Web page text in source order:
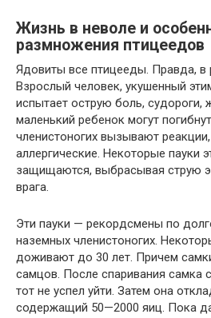
Жизнь в неволе и
размножения птицеедов
Ядовиты все птицееды. Правда, в
Взрослый человек, укушенный
испытает острую боль, судороги,
маленький ребенок могут
членистоногих вызывают
аллергические. Некоторые пауки
защищаются, выбрасывая струю
врага.
Эти пауки — рекордсмены по
наземных членистоногих.
доживают до 30 лет. Причем
самцов. После спаривания самка
тот не успел уйти. Затем она
содержащий 50—2000 яиц. Пока